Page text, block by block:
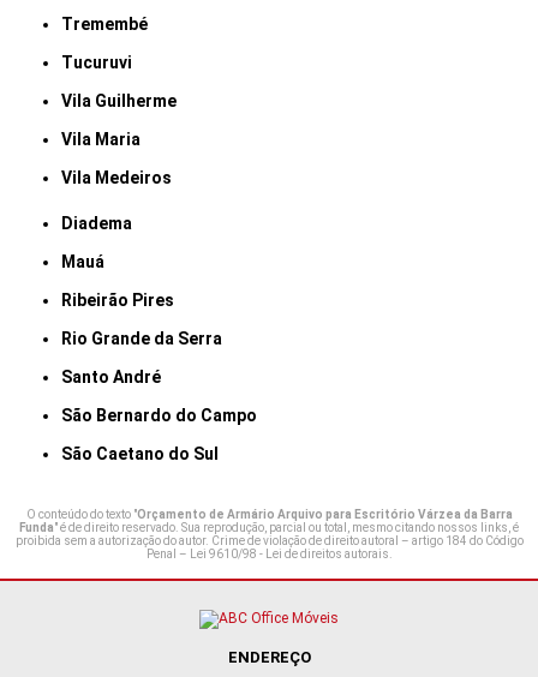
Tremembé
Tucuruvi
Vila Guilherme
Vila Maria
Vila Medeiros
Diadema
Mauá
Ribeirão Pires
Rio Grande da Serra
Santo André
São Bernardo do Campo
São Caetano do Sul
O conteúdo do texto "Orçamento de Armário Arquivo para Escritório Várzea da Barra
Funda" é de direito reservado. Sua reprodução, parcial ou total, mesmo citando nossos links, é
proibida sem a autorização do autor. Crime de violação de direito autoral – artigo 184 do Código
Penal – Lei 9610/98 - Lei de direitos autorais.
ENDEREÇO